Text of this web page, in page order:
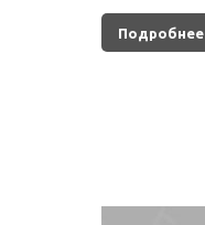
Подробнее